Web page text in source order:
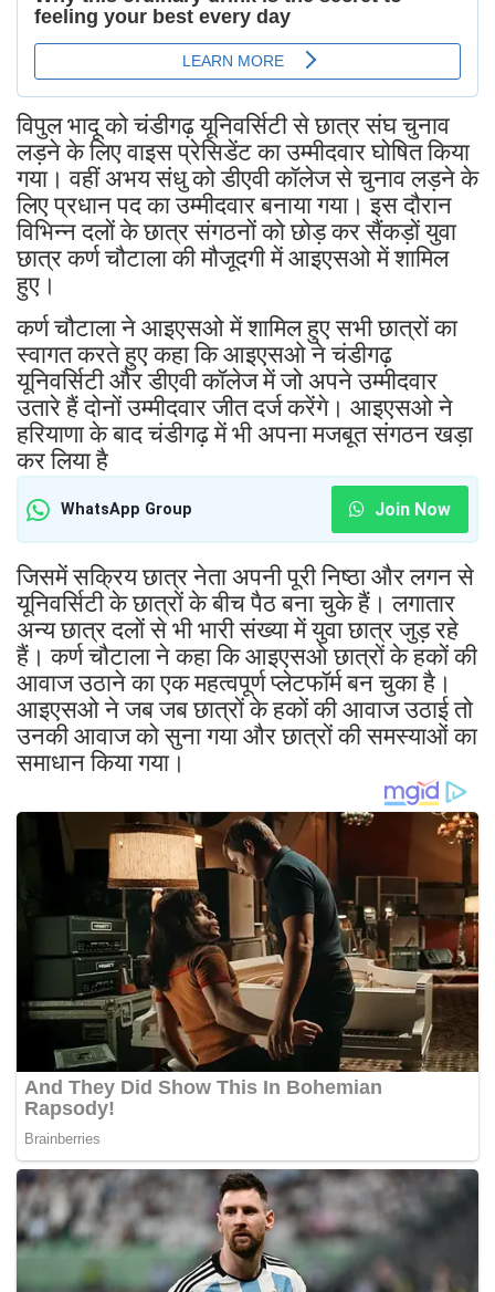
विपुल भादू को चंडीगढ़ यूनिवर्सिटी से छात्र संघ चुनाव
लड़ने के लिए वाइस प्रेसिडेंट का उम्मीदवार घोषित किया
गया। वहीं अभय संधु को डीएवी कॉलेज से चुनाव लड़ने के
लिए प्रधान पद का उम्मीदवार बनाया गया। इस दौरान
विभिन्न दलों के छात्र संगठनों को छोड़ कर सैंकड़ों युवा
छात्र कर्ण चौटाला की मौजूदगी में आइएसओ में शामिल
हुए।
कर्ण चौटाला ने आइएसओ में शामिल हुए सभी छात्रों का
स्वागत करते हुए कहा कि आइएसओ ने चंडीगढ़
यूनिवर्सिटी और डीएवी कॉलेज में जो अपने उम्मीदवार
उतारे हैं दोनों उम्मीदवार जीत दर्ज करेंगे। आइएसओ ने
हरियाणा के बाद चंडीगढ़ में भी अपना मजबूत संगठन खड़ा
कर लिया है
WhatsApp Group Join Now
जिसमें सक्रिय छात्र नेता अपनी पूरी निष्ठा और लगन से
यूनिवर्सिटी के छात्रों के बीच पैठ बना चुके हैं। लगातार
अन्य छात्र दलों से भी भारी संख्या में युवा छात्र जुड़ रहे
हैं। कर्ण चौटाला ने कहा कि आइएसओ छात्रों के हकों की
आवाज उठाने का एक महत्वपूर्ण प्लेटफॉर्म बन चुका है।
आइएसओ ने जब जब छात्रों के हकों की आवाज उठाई तो
उनकी आवाज को सुना गया और छात्रों की समस्याओं का
समाधान किया गया।